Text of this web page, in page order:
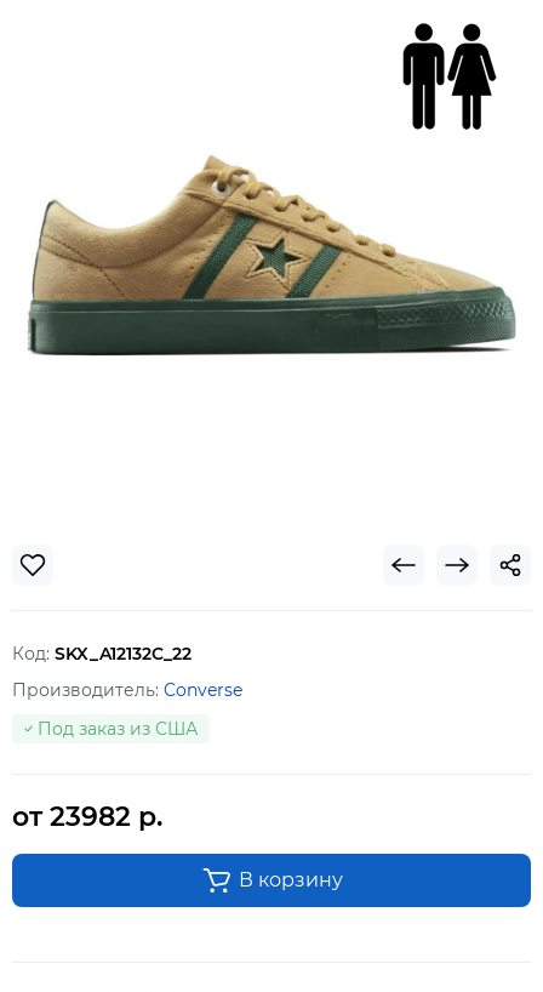
Код: SKX_A12132C_22
Производитель: Converse
Под заказ из США
от 23982 р.
В корзину